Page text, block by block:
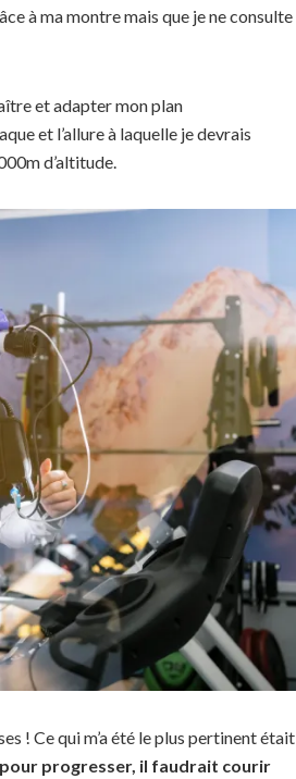
à ma montre mais que je ne consulte
et adapter mon plan
et l’allure à laquelle je devrais
d’altitude.
! Ce qui m’a été le plus pertinent était
progresser, il faudrait courir